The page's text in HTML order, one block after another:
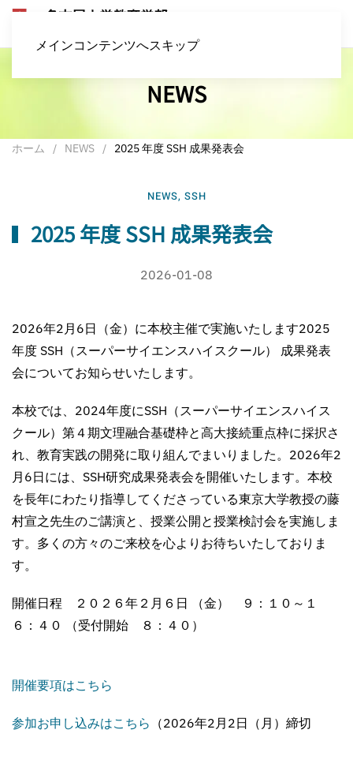
メインコンテンツへスキップ
NEWS
ホーム NEWS 2025 年度 SSH 成果発表会
NEWS, SSH
2025 年度 SSH 成果発表会
2026-01-08
2026年2月6日（金）に本校主催で実施いたします2025
年度 SSH（スーパーサイエンスハイスクール） 成果発表
会についてお知らせいたします。
本校では、2024年度にSSH（スーパーサイエンスハイス
クール）第４期文理融合基礎枠と高大接続重点枠に採択さ
れ、教育実践の開発に取り組んでまいりました。2026年2
月6日には、SSH研究成果発表会を開催いたします。本校
を長年にわたり指導してくださっている東京大学教授の藤
村宣之先生のご講演と、授業公開と授業検討会を実施しま
す。多くの方々のご来校を心よりお待ちいたしておりま
す。
開催日程 ２０２６年２月６日 （金） ９：１０～１
６：４０ （受付開始 ８：４０）
開催要項はこちら
参加お申し込みはこちら （2026年2月2日（月）締切